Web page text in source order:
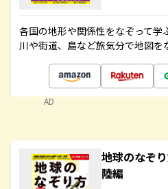
各国の地形や関係性をなぞって学
川や街道、島など旅気分で地図を
AD
地球のなぞ
陸編